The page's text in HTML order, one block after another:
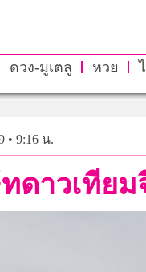
ดวง-มูเตลู หวย
• 9:16 น.
ดาวเทีย